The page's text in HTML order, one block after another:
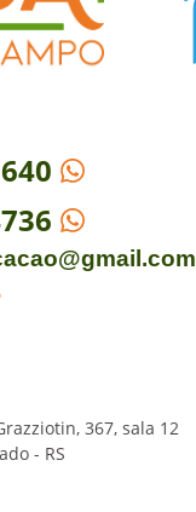
367, sala 12
- RS